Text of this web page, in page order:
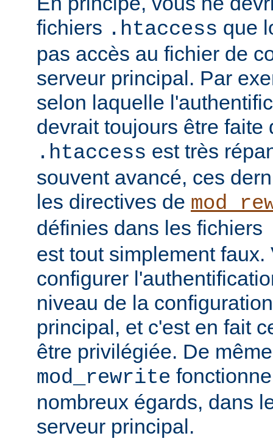
fichiers .htaccess que
pas accès au fichier de
serveur principal. Par
selon laquelle
devrait toujours être faite
.htaccess est très
souvent avancé, ces
les directives de
définies dans les fichiers
est tout simplement faux.
configurer
niveau de la
principal, et c'est en fait
être privilégiée. De
mod_rewrite
nombreux égards, dans
serveur principal.